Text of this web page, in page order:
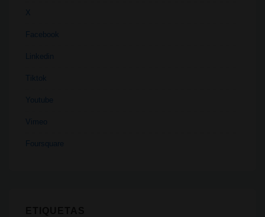
X
Facebook
Linkedin
Tiktok
Youtube
Vimeo
Foursquare